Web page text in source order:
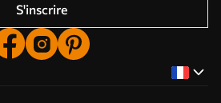
S'inscrire